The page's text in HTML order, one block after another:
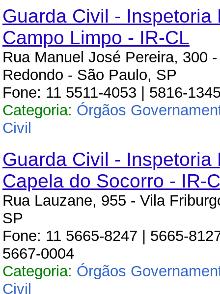
Guarda Civil - Inspetoria
Campo Limpo - IR-CL
Rua Manuel José Pereira, 300
Redondo - São Paulo, SP
Fone: 11 5511-4053 | 5816-
Categoria: Órgãos
Civil
Guarda Civil - Inspetoria
Capela do Socorro - IR-
Rua Lauzane, 955 - Vila
SP
Fone: 11 5665-8247 | 5665-
5667-0004
Categoria: Órgãos
Civil